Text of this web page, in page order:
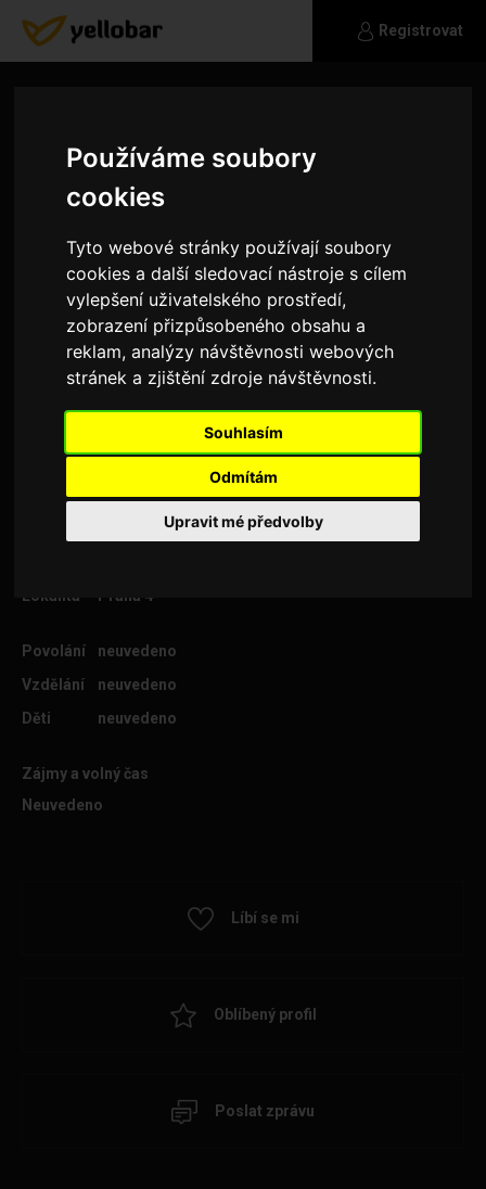
Používáme soubory
cookies
Tyto webové stránky používají soubory
cookies a další sledovací nástroje s cílem
vylepšení uživatelského prostředí,
zobrazení přizpůsobeného obsahu a
reklam, analýzy návštěvnosti webových
stránek a zjištění zdroje návštěvnosti.
Souhlasím
Odmítám
Upravit mé předvolby
Registrovat
Alisa89
Lokalita
Praha 4
Povolání
neuvedeno
Vzdělání
neuvedeno
Děti
neuvedeno
Zájmy a volný čas
Neuvedeno
Líbí se mi
Oblíbený profil
Poslat zprávu